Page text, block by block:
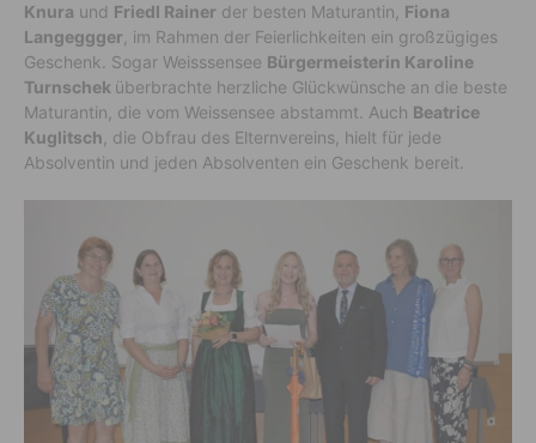
Knura und Friedl Rainer der besten Maturantin, Fiona
Langeggger , im Rahmen der Feierlichkeiten ein großzügiges
Geschenk. Sogar Weisssensee Bürgermeisterin Karoline
Turnschek überbrachte herzliche Glückwünsche an die beste
Maturantin, die vom Weissensee abstammt. Auch Beatrice
Kuglitsch , die Obfrau des Elternvereins, hielt für jede
Absolventin und jeden Absolventen ein Geschenk bereit.